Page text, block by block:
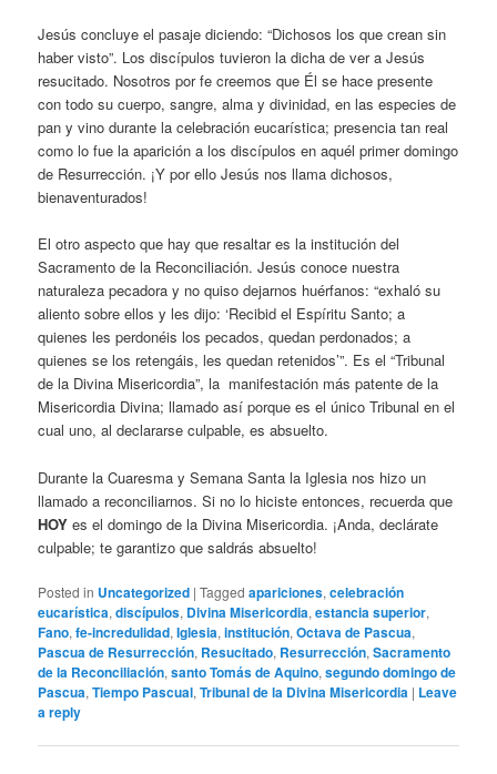
Jesús concluye el pasaje diciendo: “Dichosos los que crean sin
haber visto”. Los discípulos tuvieron la dicha de ver a Jesús
resucitado. Nosotros por fe creemos que Él se hace presente
con todo su cuerpo, sangre, alma y divinidad, en las especies de
pan y vino durante la celebración eucarística; presencia tan real
como lo fue la aparición a los discípulos en aquél primer domingo
de Resurrección. ¡Y por ello Jesús nos llama dichosos,
bienaventurados!
El otro aspecto que hay que resaltar es la institución del
Sacramento de la Reconciliación. Jesús conoce nuestra
naturaleza pecadora y no quiso dejarnos huérfanos: “exhaló su
aliento sobre ellos y les dijo: ‘Recibid el Espíritu Santo; a
quienes les perdonéis los pecados, quedan perdonados; a
quienes se los retengáis, les quedan retenidos’”. Es el “Tribunal
de la Divina Misericordia”, la manifestación más patente de la
Misericordia Divina; llamado así porque es el único Tribunal en el
cual uno, al declararse culpable, es absuelto.
Durante la Cuaresma y Semana Santa la Iglesia nos hizo un
llamado a reconciliarnos. Si no lo hiciste entonces, recuerda que
HOY es el domingo de la Divina Misericordia. ¡Anda, declárate
culpable; te garantizo que saldrás absuelto!
Posted in Uncategorized |Tagged apariciones,celebración
eucarística,discípulos, Divina Misericordia,estancia superior,
Fano,fe-incredulidad,Iglesia,institución,Octava de Pascua,
Pascua de Resurrección, Resucitado, Resurrección,Sacramento
de la Reconciliación,santo Tomás de Aquino,segundo domingo de
Pascua,Tiempo Pascual,Tribunal de la Divina Misericordia | Leave
a reply